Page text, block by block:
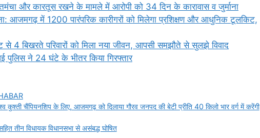
और कारतूस रखने के मामले में आरोपी को 34 दिन के कारावास व जुर्माना
आजमगढ़ में 1200 पारंपरिक कारीगरों को मिलेगा प्रशिक्षण और आधुनिक टूलकिट,
4 बिखरते परिवारों को मिला नया जीवन, आपसी समझौते से सुलझे विवाद
पुलिस ने 24 घंटे के भीतर किया गिरफ्तार
चैंपियनशिप के लिए, आजमगढ़ को दिलाया गौरव जनपद की बेटी प्रीति 40 किलो भार वर्ग में करेंगी
तीन विधायक विधानसभा से असंबद्ध घोषित